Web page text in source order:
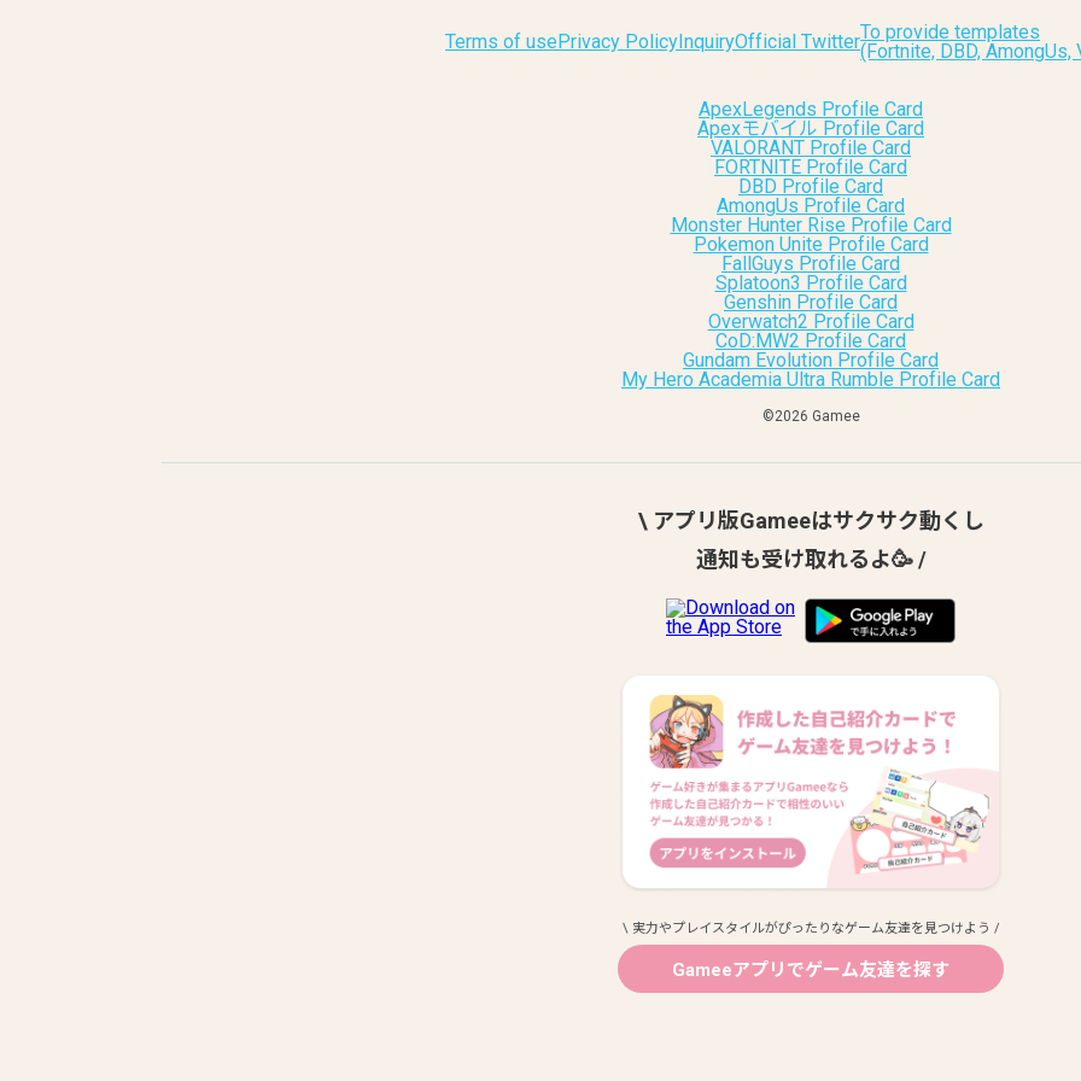
Terms of usePrivacy PolicyInquiryOfficial TwitterTo provide templates
(Fortnite, DBD, AmongUs,
ApexLegends Profile Card
Apexモバイル Profile Card
VALORANT Profile Card
FORTNITE Profile Card
DBD Profile Card
AmongUs Profile Card
Monster Hunter Rise Profile Card
Pokemon Unite Profile Card
FallGuys Profile Card
Splatoon3 Profile Card
Genshin Profile Card
Overwatch2 Profile Card
CoD:MW2 Profile Card
Gundam Evolution Profile Card
My Hero Academia Ultra Rumble Profile Card
©︎2026 Gamee
\ アプリ版Gameeはサクサク動くし
通知も受け取れるよ🥳 /
\ 実力やプレイスタイルがぴったりなゲーム友達を見つけよう /
Gameeアプリでゲーム友達を探す